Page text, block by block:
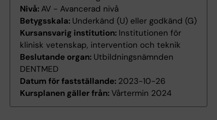
Nivå: AV - Avancerad nivå
Betygsskala: Underkänd (U) eller godkänd (G)
Kursansvarig institution: Institutionen för
klinisk vetenskap, intervention och teknik
Beslutande organ: Utbildningsnämnden
DENTMED
Datum för fastställande: 2023-10-26
Kursplanen gäller från:Vårtermin 2024